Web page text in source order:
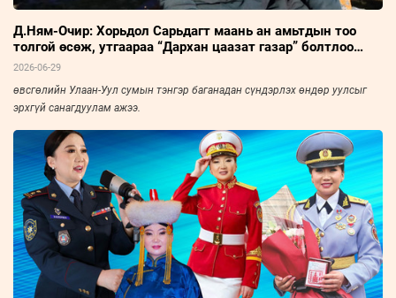
Д.Ням-Очир: Хорьдол Сарьдагт маань ан амьтдын тоо
толгой өсөж, утгаараа “Дархан цаазат газар” болтлоо
хөгжсөнд сэтгэл бахдаж явдаг
2026-06-29
өвсгөлийн Улаан-Уул сумын тэнгэр баганадан сүндэрлэх өндөр уулсыг
эрхгүй санагдуулам ажээ.